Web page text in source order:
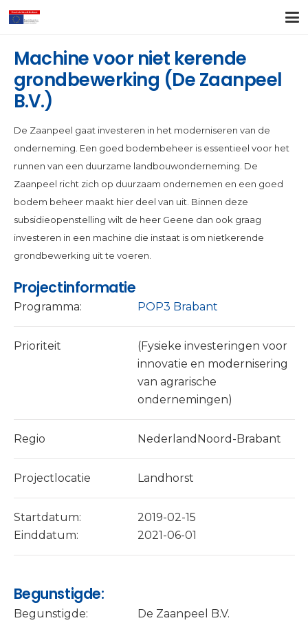
Machine voor niet kerende
grondbewerking (De Zaanpeel
B.V.)
De Zaanpeel gaat investeren in het moderniseren van de
onderneming. Een goed bodembeheer is essentieel voor het
runnen van een duurzame landbouwonderneming. De
Zaanpeel richt zich op duurzaam ondernemen en een goed
bodem beheer maakt hier deel van uit. Binnen deze
subsidieopenstelling wilt de heer Geene dan ook graag
investeren in een machine die instaat is om nietkerende
grondbewerking uit te voeren.
Projectinformatie
Programma: POP3 Brabant
Prioriteit
(Fysieke investeringen voor
innovatie en modernisering
van agrarische
ondernemingen)
Regio NederlandNoord-Brabant
Projectlocatie Landhorst
Startdatum:
2019-02-15
Einddatum:
2021-06-01
Begunstigde:
Begunstigde: De Zaanpeel B.V.